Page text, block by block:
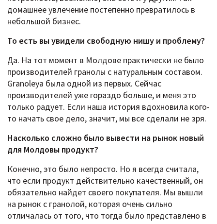
домашнее увлечение постепенно превратилось в
небольшой бизнес.
То есть вы увидели свободную нишу и проблему?
Да. На тот момент в Молдове практически не было
производителей гранолы с натуральным составом.
Granoleya была одной из первых. Сейчас
производителей уже гораздо больше, и меня это
только радует. Если наша история вдохновила кого-
то начать свое дело, значит, мы все сделали не зря.
Насколько сложно было вывести на рынок новый
для Молдовы продукт?
Конечно, это было непросто. Но я всегда считала,
что если продукт действительно качественный, он
обязательно найдет своего покупателя. Мы вышли
на рынок с гранолой, которая очень сильно
отличалась от того, что тогда было представлено в